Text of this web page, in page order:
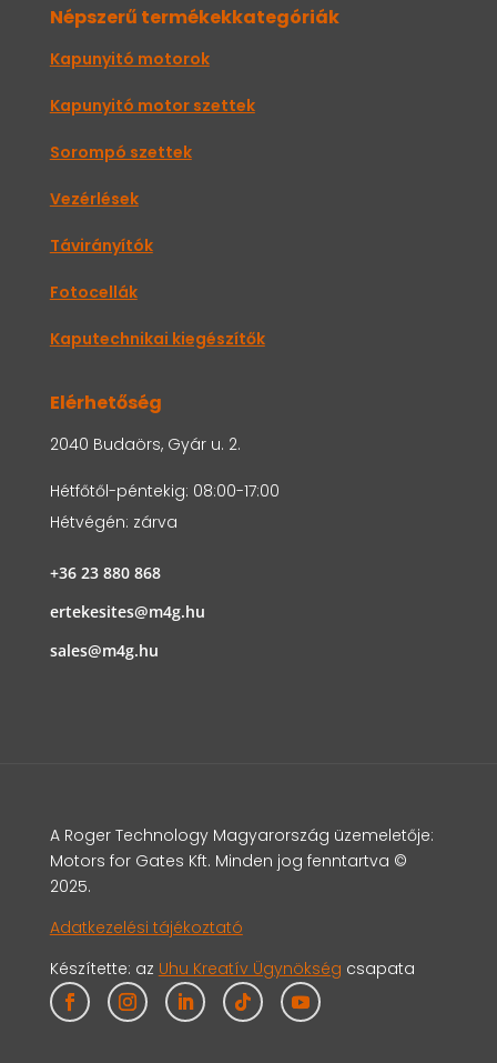
Népszerű termékekkategóriák
Kapunyitó motorok
Kapunyitó motor szettek
Sorompó szettek
Vezérlések
Távirányítók
Fotocellák
Kaputechnikai kiegészítők
Elérhetőség
2040 Budaörs, Gyár u. 2.
Hétfőtől-péntekig: 08:00-17:00
Hétvégén: zárva
+36 23 880 868
ertekesites@m4g.hu
sales@m4g.hu
A Roger Technology Magyarország üzemeletője:
Motors for Gates Kft. Minden jog fenntartva ©
2025.
Adatkezelési tájékoztató
Készítette: az Uhu Kreatív Ügynökség csapata